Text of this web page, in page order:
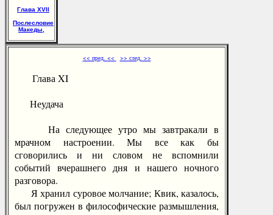
Глава XVII
Послесловие
Македы,
<< пред. << >> след. >>
Глава XI
Неудача
На следующее утро мы завтракали в
мрачном настроении. Мы все как бы
сговорились и ни словом не вспомнили
событий вчерашнего дня и нашего ночного
разговора.
Я хранил суровое молчание; Квик, казалось,
был погружен в философические размышления,